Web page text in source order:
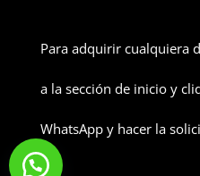
Para adquirir cualquiera
a la sección de inicio y
WhatsApp y hacer la